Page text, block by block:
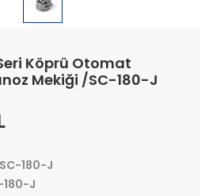
Köprü Otomat
Mekiği /SC-180-J
180-J
180-J